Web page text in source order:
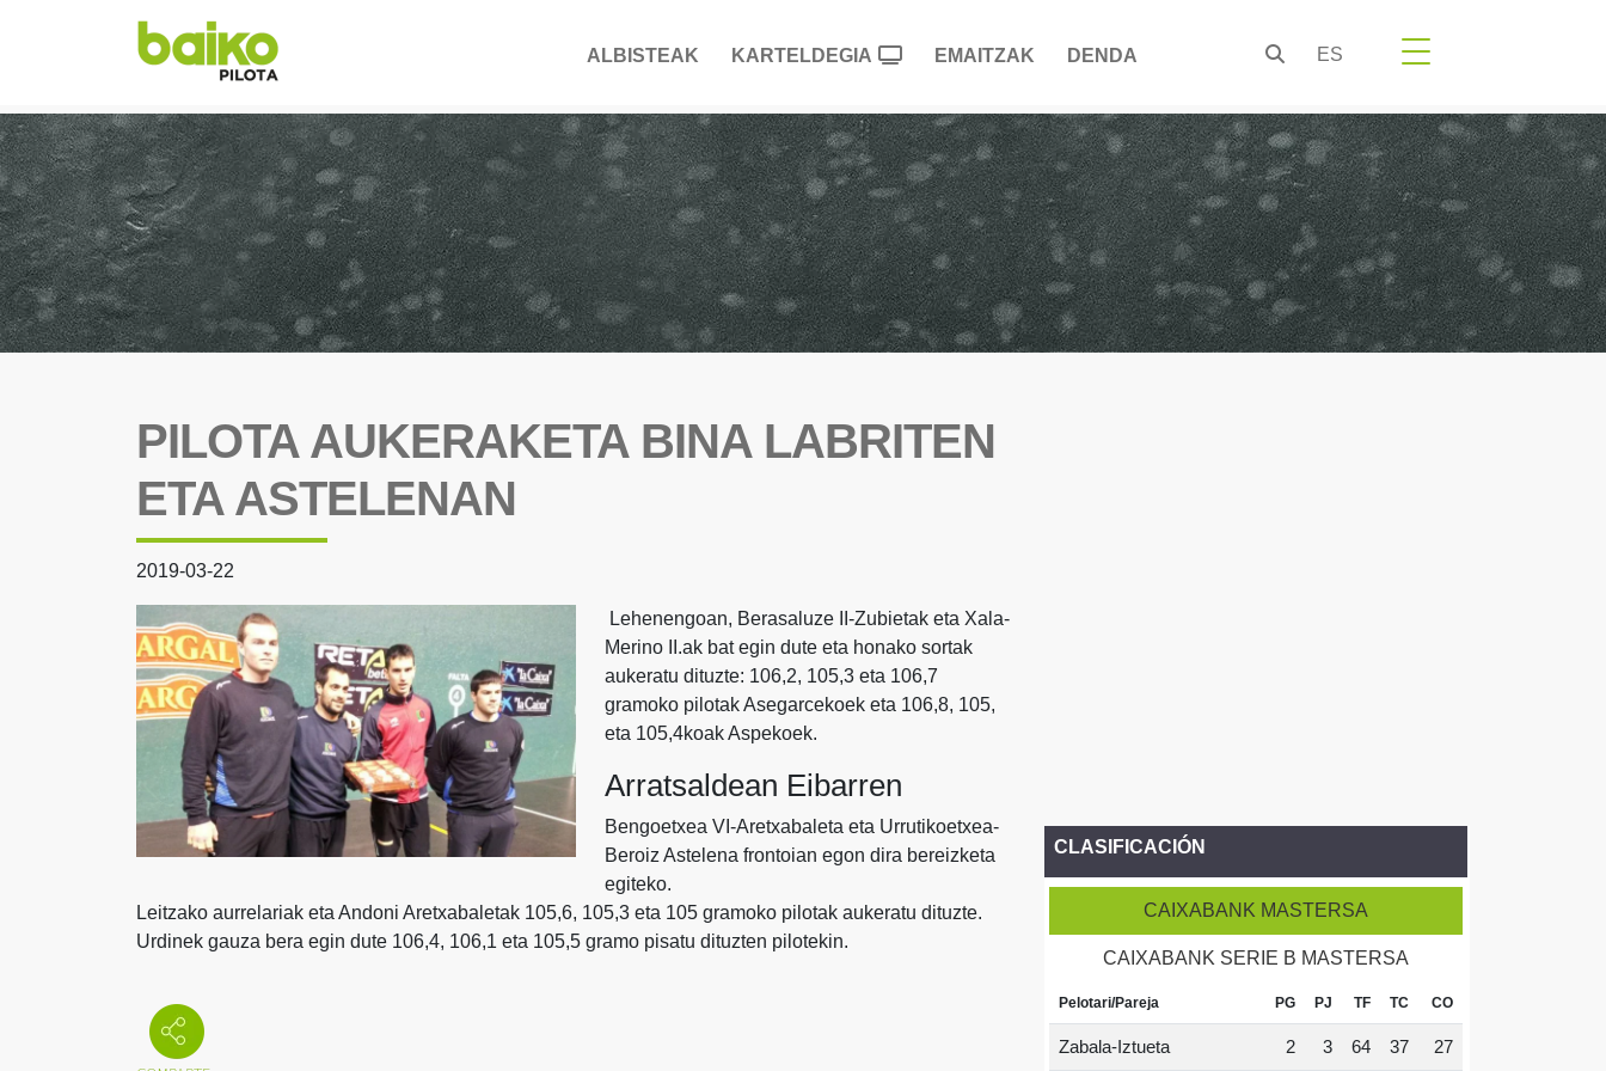
ALBISTEAK KARTELDEGIA EMAITZAK DENDA ES
PILOTA AUKERAKETA BINA LABRITEN
ETA ASTELENAN
2019-03-22
Lehenengoan, Berasaluze II-Zubietak eta Xala-
Merino II.ak bat egin dute eta honako sortak
aukeratu dituzte: 106,2, 105,3 eta 106,7
gramoko pilotak Asegarcekoek eta 106,8, 105,
eta 105,4koak Aspekoek.
Arratsaldean Eibarren
Bengoetxea VI-Aretxabaleta eta Urrutikoetxea-
Beroiz Astelena frontoian egon dira bereizketa
egiteko.
Leitzako aurrelariak eta Andoni Aretxabaletak 105,6, 105,3 eta 105 gramoko pilotak aukeratu dituzte.
Urdinek gauza bera egin dute 106,4, 106,1 eta 105,5 gramo pisatu dituzten pilotekin.
CLASIFICACIÓN
CAIXABANK MASTERSA
CAIXABANK SERIE B MASTERSA
Pelotari/Pareja PG PJ TF TC CO
Zabala-Iztueta 2 3 64 37 27